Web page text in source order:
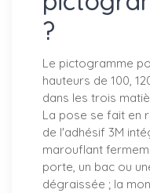
?
Le pictogramme
hauteurs de 100,
dans les trois
La pose se fait en
de l'adhésif 3M
marouflant
porte, un bac ou
dégraissée ; la